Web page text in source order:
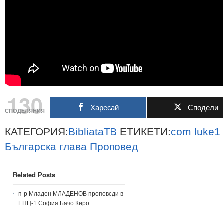
130
СПОДЕЛЯНИЯ Харесай Сподели
КАТЕГОРИЯ:BibliataTB ЕТИКЕТИ:com luke1
Българска глава Проповед
Related Posts
п-р Младен МЛАДЕНОВ проповеди в
ЕПЦ-1 София Бачо Киро